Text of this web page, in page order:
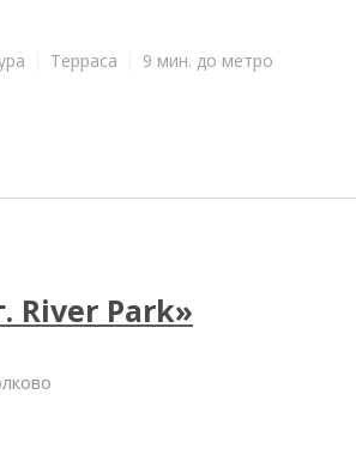
Терраса 9 мин. до метро
River Park»